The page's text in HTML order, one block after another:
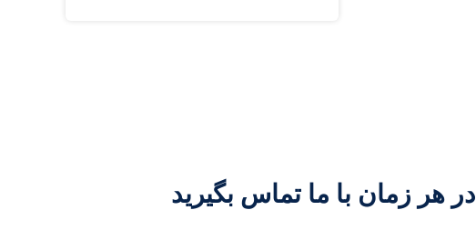
در هر زمان با ما تماس بگیرید